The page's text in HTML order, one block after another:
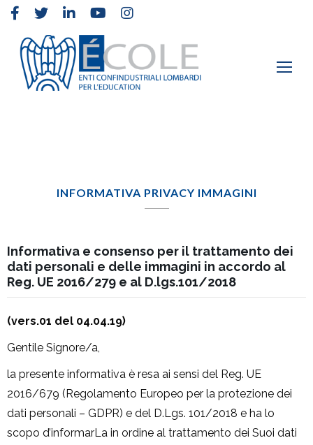
Elementor #2› INFORMATIVA PRIVACY IMMAGINI
INFORMATIVA PRIVACY IMMAGINI
Informativa e consenso per il trattamento dei
dati personali e delle immagini in accordo al
Reg. UE 2016/279 e al D.lgs.101/2018
(vers.01 del 04.04.19)
Gentile Signore/a,
la presente informativa è resa ai sensi del Reg. UE
2016/679 (Regolamento Europeo per la protezione dei
dati personali – GDPR) e del D.Lgs. 101/2018 e ha lo
scopo d’informarLa in ordine al trattamento dei Suoi dati